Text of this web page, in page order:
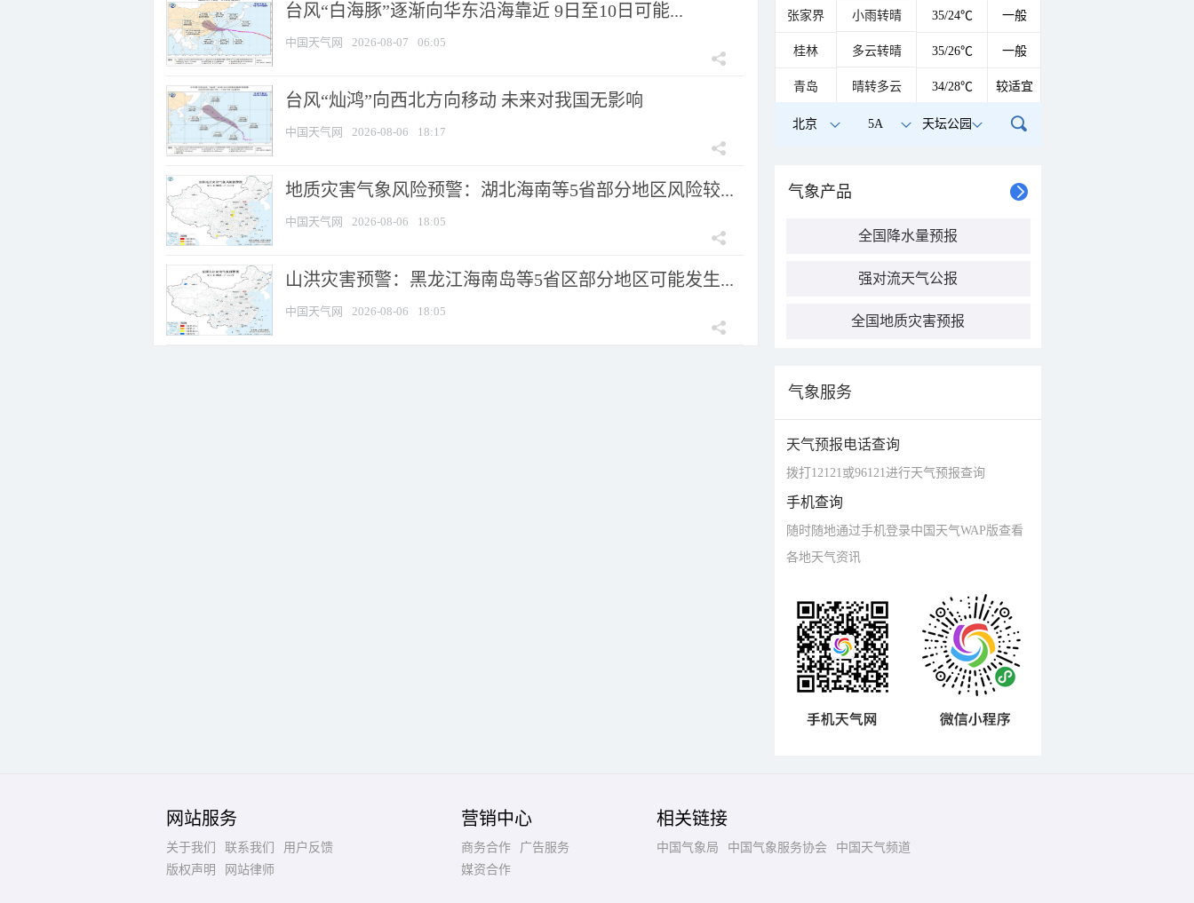
台风“白海豚”逐渐向华东沿海靠近 9日至10日可能...
中国天气网 2026-08-07 06:05
台风“灿鸿”向西北方向移动 未来对我国无影响
中国天气网 2026-08-06 18:17
地质灾害气象风险预警：湖北海南等5省部分地区风险较...
中国天气网 2026-08-06 18:05
山洪灾害预警：黑龙江海南岛等5省区部分地区可能发生...
中国天气网 2026-08-06 18:05
张家界 小雨转晴 35/24℃ 一般
桂林 多云转晴 35/26℃ 一般
青岛 晴转多云 34/28℃ 较适宜
北京 5A 天坛公园
气象产品
全国降水量预报
强对流天气公报
全国地质灾害预报
气象服务
天气预报电话查询
拨打12121或96121进行天气预报查询
手机查询
随时随地通过手机登录中国天气WAP版查看
各地天气资讯
网站服务
关于我们 联系我们
用户反馈
版权声明
网站律师
营销中心
商务合作
广告服务
媒资合作
相关链接
中国气象局 中国气象服务协会 中国天气频道